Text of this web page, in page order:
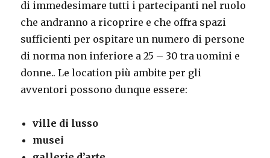
di immedesimare tutti i partecipanti nel ruolo
che andranno a ricoprire e che offra spazi
sufficienti per ospitare un numero di persone
di norma non inferiore a 25 – 30 tra uomini e
donne.. Le location più ambite per gli
avventori possono dunque essere:
ville di lusso
musei